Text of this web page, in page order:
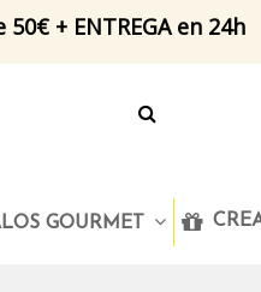
50€ + ENTREGA en 24h
GOURMET